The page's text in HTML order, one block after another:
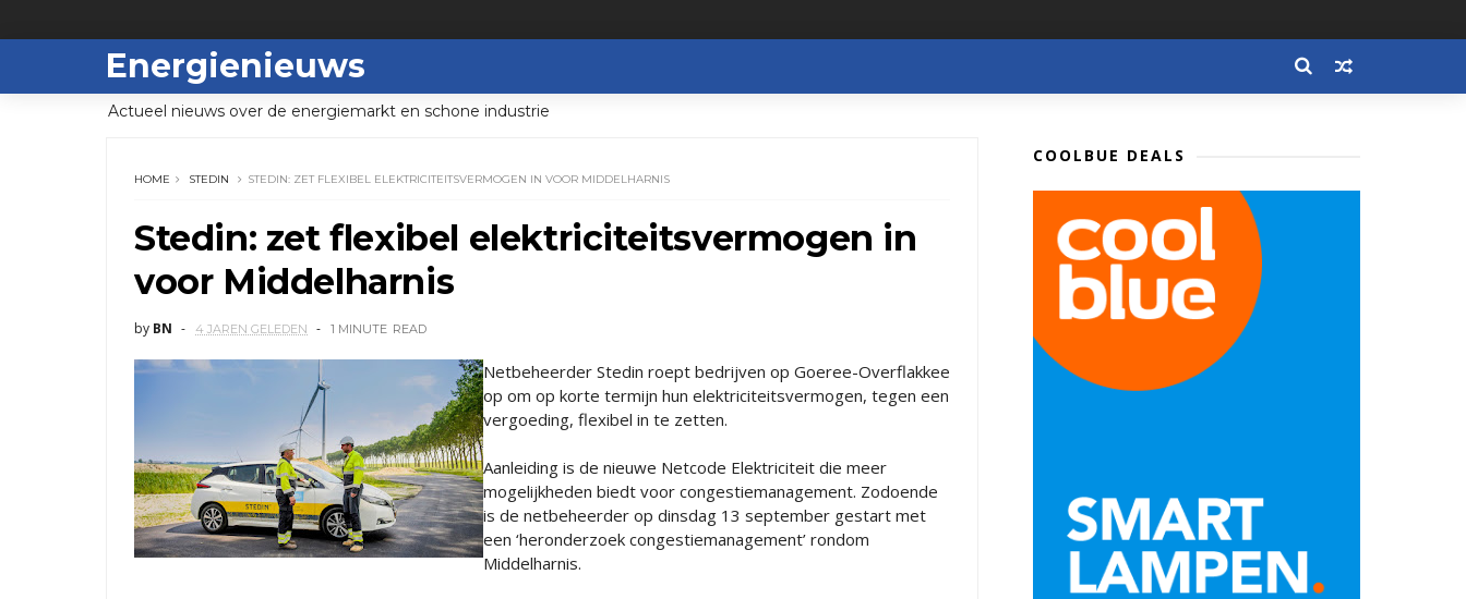
Energienieuws
Actueel nieuws over de energiemarkt en schone industrie
HOME STEDIN STEDIN: ZET FLEXIBEL ELEKTRICITEITSVERMOGEN IN VOOR MIDDELHARNIS
Stedin: zet flexibel elektriciteitsvermogen in
voor Middelharnis
by BN 4 JAREN GELEDEN 1 MINUTE READ
Netbeheerder Stedin roept bedrijven op Goeree-Overflakkee
op om op korte termijn hun elektriciteitsvermogen, tegen een
vergoeding, flexibel in te zetten.
Aanleiding is de nieuwe Netcode Elektriciteit die meer
mogelijkheden biedt voor congestiemanagement. Zodoende
is de netbeheerder op dinsdag 13 september gestart met
een ‘heronderzoek congestiemanagement’ rondom
Middelharnis.
COOLBUE DEALS